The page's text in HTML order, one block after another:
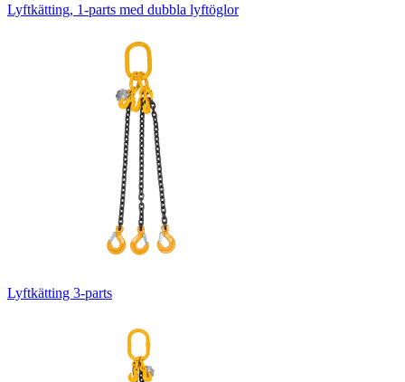
Lyftkätting, 1-parts med dubbla lyftöglor
Lyftkätting 3-parts